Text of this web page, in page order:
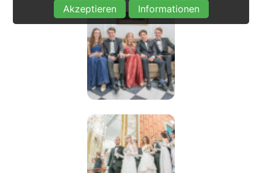
Akzeptieren
Informationen